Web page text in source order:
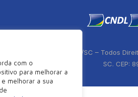
com o
para melhorar a
melhorar a sua
São Miguel do Oeste/SC – Todos
SC. CEP: